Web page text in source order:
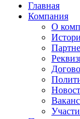
Главная
Компания
О